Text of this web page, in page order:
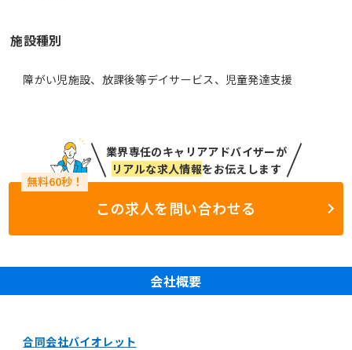
施設種別
障がい児施設、放課後等デイサービス、児童発達支援
業界専任のキャリアアドバイザーが
リアルな求人情報をお伝えします
この求人を問い合わせる
会社概要
合同会社バイオレット